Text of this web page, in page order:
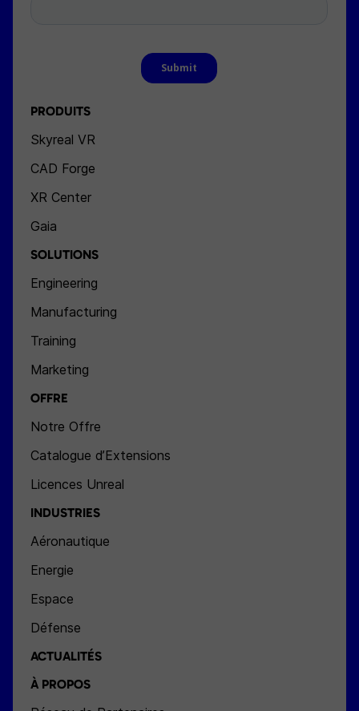
PRODUITS
Skyreal VR
CAD Forge
XR Center
Gaia
SOLUTIONS
Engineering
Manufacturing
Training
Marketing
OFFRE
Notre Offre
Catalogue d’Extensions
Licences Unreal
INDUSTRIES
Aéronautique
Energie
Espace
Défense
ACTUALITÉS
À PROPOS